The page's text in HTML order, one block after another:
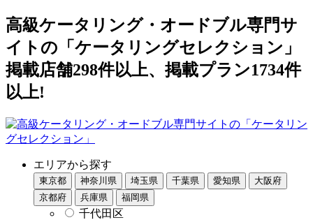
高級ケータリング・オードブル専門サ
イトの「ケータリングセレクション」
掲載店舗298件以上、掲載プラン1734件
以上!
エリアから探す
東京都 神奈川県 埼玉県 千葉県 愛知県
大阪府
京都府
兵庫県 福岡県
千代田区